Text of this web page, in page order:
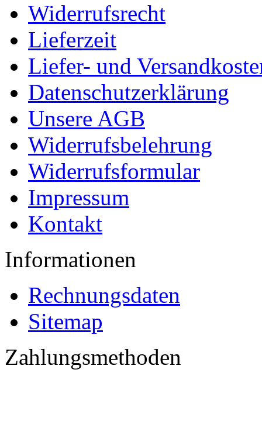
Widerrufsrecht
Lieferzeit
Liefer- und
Datenschutzerklärung
Unsere AGB
Widerrufsbelehrung
Widerrufsformular
Impressum
Kontakt
Informationen
Rechnungsdaten
Sitemap
Zahlungsmethoden